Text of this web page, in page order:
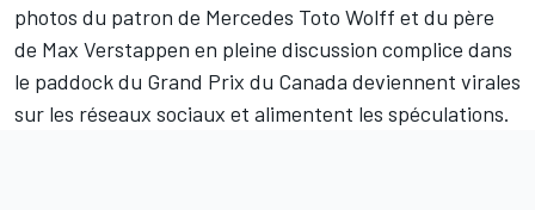
photos du patron de Mercedes Toto Wolff et du père
de Max Verstappen en pleine discussion complice dans
le paddock du Grand Prix du Canada deviennent virales
sur les réseaux sociaux et alimentent les spéculations.